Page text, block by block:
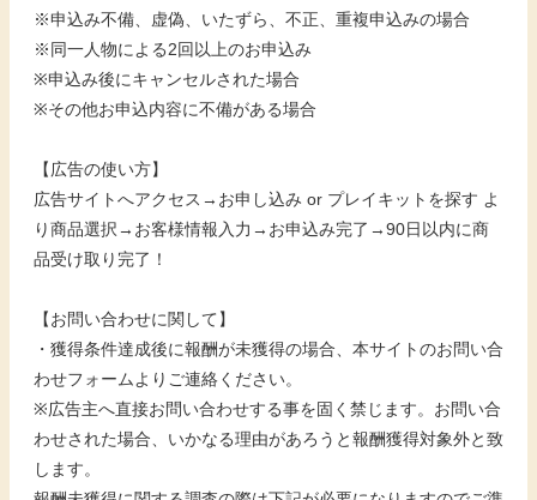
※申込み不備、虚偽、いたずら、不正、重複申込みの場合
※同一人物による2回以上のお申込み
※申込み後にキャンセルされた場合
※その他お申込内容に不備がある場合
【広告の使い方】
広告サイトへアクセス→お申し込み or プレイキットを探す よ
り商品選択→お客様情報入力→お申込み完了→90日以内に商
品受け取り完了！
【お問い合わせに関して】
・獲得条件達成後に報酬が未獲得の場合、本サイトのお問い合
わせフォームよりご連絡ください。
※広告主へ直接お問い合わせする事を固く禁じます。お問い合
わせされた場合、いかなる理由があろうと報酬獲得対象外と致
します。